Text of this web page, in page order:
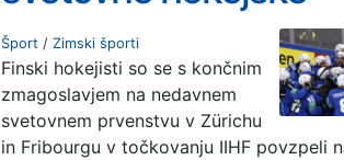
lestvice, Slovenci še
nikoli tako visoko
Šport / Zimski športi
Finski hokejisti so se s končnim
zmagoslavjem na nedavnem
svetovnem prvenstvu v Zürichu
in Fribourgu v točkovanju IIHF povzpeli